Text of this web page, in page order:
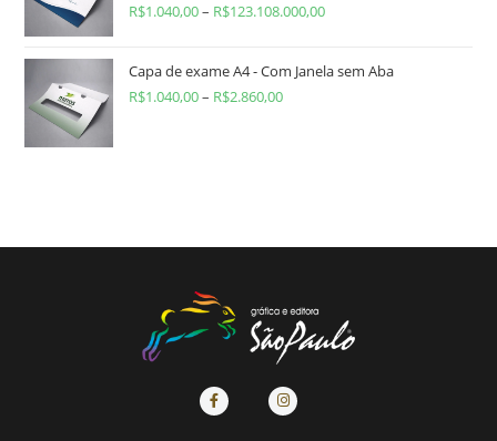
R$1.040,00– R$123.108.000,00
Capa de exame A4 - Com Janela sem Aba
R$1.040,00– R$2.860,00